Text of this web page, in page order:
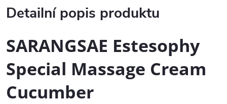
Detailní popis produktu
SARANGSAE Estesophy
Special Massage Cream
Cucumber